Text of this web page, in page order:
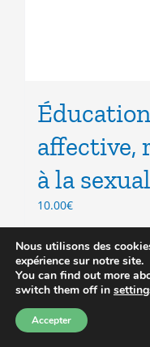
affective,
à la
10.00€
Ajouter au panier
Nous utilisons des
expérience sur notre site.
You can find out more
switch them off in
Accepter